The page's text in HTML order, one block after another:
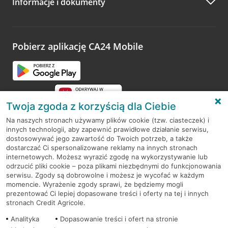
Zachęcamy do podzielenia się z nami opinią o wizycie.
opinie.
Pobierz aplikację CA24 Mobile
RODO
Regulamin serwisu
Mapa serwisu
PolitykaCookies
Twoja zgoda z korzyścią dla Ciebie
Na naszych stronach używamy plików cookie (tzw. ciasteczek) i
innych technologii, aby zapewnić prawidłowe działanie serwisu,
dostosowywać jego zawartość do Twoich potrzeb, a także
dostarczać Ci spersonalizowane reklamy na innych stronach
internetowych. Możesz wyrazić zgodę na wykorzystywanie lub
odrzucić pliki cookie – poza plikami niezbędnymi do funkcjonowania
serwisu. Zgody są dobrowolne i możesz je wycofać w każdym
momencie. Wyrażenie zgody sprawi, że będziemy mogli
prezentować Ci lepiej dopasowane treści i oferty na tej i innych
stronach Credit Agricole.
Analityka
Dopasowanie treści i ofert na stronie